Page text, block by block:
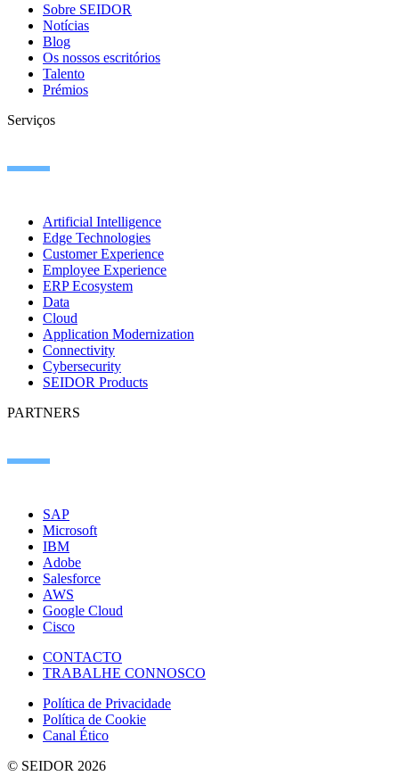
Sobre SEIDOR
Notícias
Blog
Os nossos escritórios
Talento
Prémios
Serviços
Artificial Intelligence
Edge Technologies
Customer Experience
Employee Experience
ERP Ecosystem
Data
Cloud
Application Modernization
Connectivity
Cybersecurity
SEIDOR Products
PARTNERS
SAP
Microsoft
IBM
Adobe
Salesforce
AWS
Google Cloud
Cisco
CONTACTO
TRABALHE CONNOSCO
Política de Privacidade
Política de Cookie
Canal Ético
© SEIDOR 2026